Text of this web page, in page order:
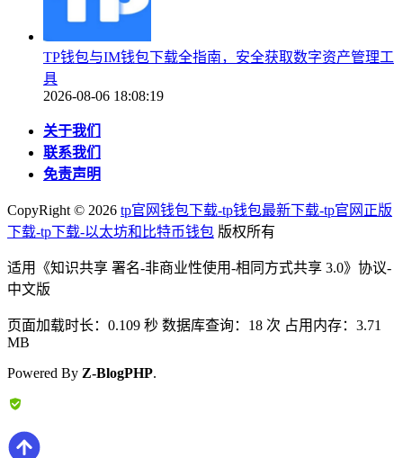
TP钱包与IM钱包下载全指南，安全获取数字资产管理工
具
2026-08-06 18:08:19
关于我们
联系我们
免责声明
CopyRight © 2026 tp官网钱包下载-tp钱包最新下载-tp官网正版
下载-tp下载-以太坊和比特币钱包 版权所有
适用《知识共享 署名-非商业性使用-相同方式共享 3.0》协议-
中文版
页面加载时长：0.109 秒 数据库查询：18 次 占用内存：3.71
MB
Powered By Z-BlogPHP.